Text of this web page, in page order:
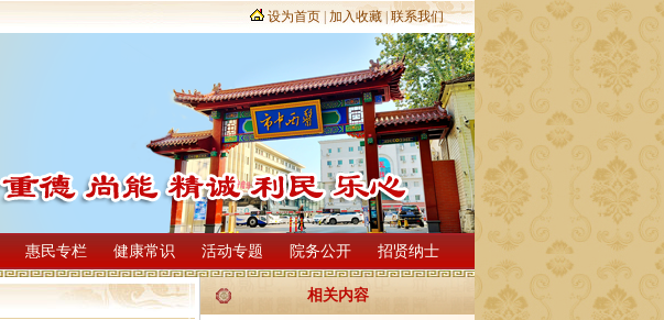
设为首页 加入收藏|联系我们
惠民专栏 健康常识 活动专题 院务公开 招贤纳士
相关内容